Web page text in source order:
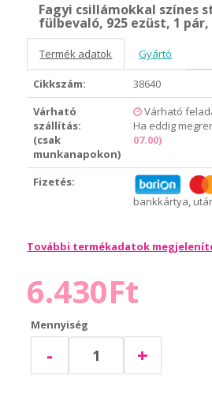
Fagyi csillámokkal színes
fülbevaló, 925 ezüst, 1
Termék adatok Gyártó
Cikkszám:
38640
Várható
szállítás:
(csak
munkanapokon)
Várható
Ha eddig
07.00)
Fizetés:
bankkártya,
További termékadatok
6.430Ft
Mennyiség
- +